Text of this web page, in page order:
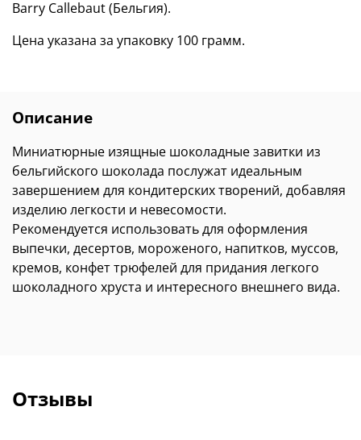
Barry Callebaut (Бельгия).
Цена указана за упаковку 100 грамм.
Описание
Миниатюрные изящные шоколадные завитки из
бельгийского шоколада послужат идеальным
завершением для кондитерских творений, добавляя
изделию легкости и невесомости.
Рекомендуется использовать для оформления
выпечки, десертов, мороженого, напитков, муссов,
кремов, конфет трюфелей для придания легкого
шоколадного хруста и интересного внешнего вида.
Отзывы